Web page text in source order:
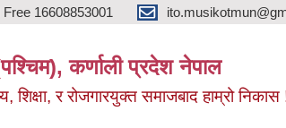
16608853001
कर्णाली प्रदेश नेपाल
र रोजगारयुक्त समाजबाद हाम्रो निकास